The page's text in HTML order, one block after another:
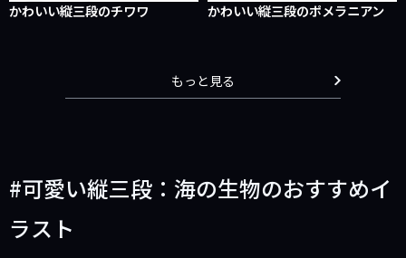
かわいい縦三段のチワワ かわいい縦三段のポメラニアン
もっと見る
可愛い縦三段：海の生物のおすすめイ
ラスト